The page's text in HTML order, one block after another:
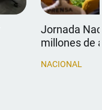
Jornada
millones de
NACIONAL